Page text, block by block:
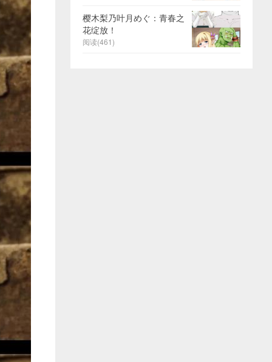
樱木梨乃叶月めぐ：青春之
花绽放！
阅读(461)